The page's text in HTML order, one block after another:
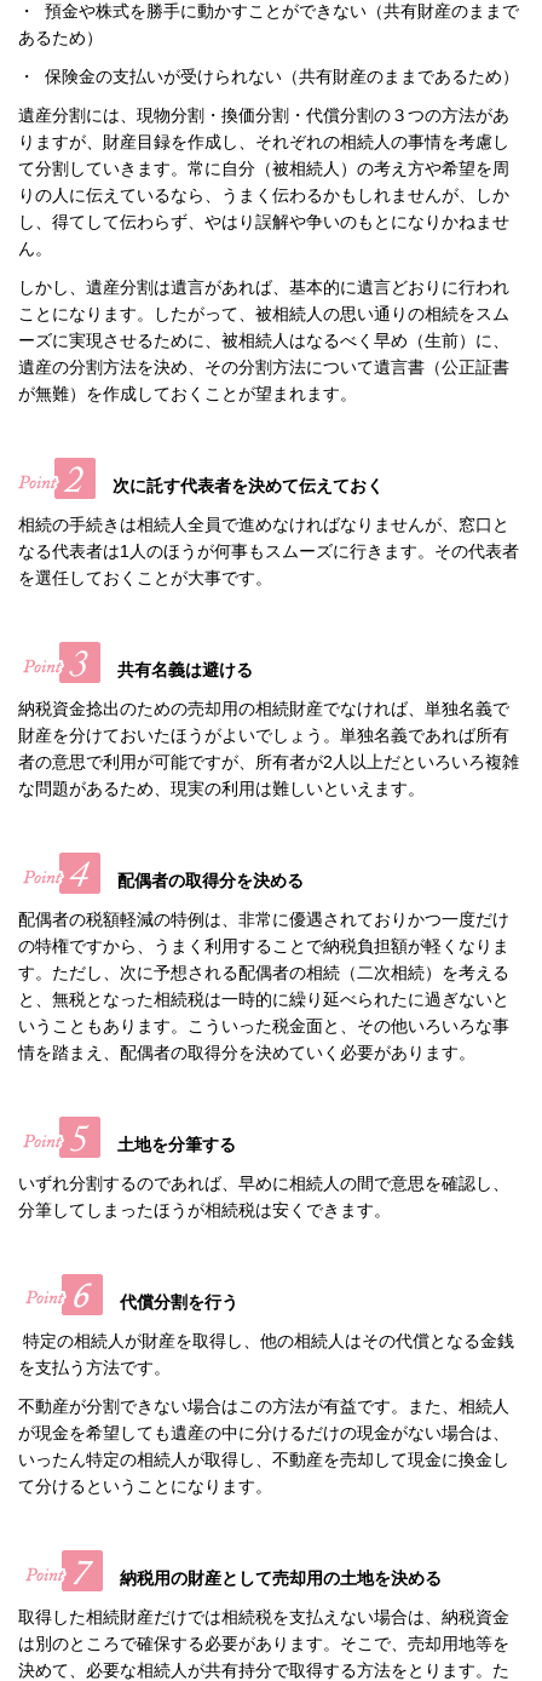
・ 預金や株式を勝手に動かすことができない（共有財産のままで
あるため）
・ 保険金の支払いが受けられない（共有財産のままであるため）
遺産分割には、現物分割・換価分割・代償分割の３つの方法があ
りますが、財産目録を作成し、それぞれの相続人の事情を考慮し
て分割していきます。常に自分（被相続人）の考え方や希望を周
りの人に伝えているなら、うまく伝わるかもしれませんが、しか
し、得てして伝わらず、やはり誤解や争いのもとになりかねませ
ん。
しかし、遺産分割は遺言があれば、基本的に遺言どおりに行われ
ことになります。したがって、被相続人の思い通りの相続をスム
ーズに実現させるために、被相続人はなるべく早め（生前）に、
遺産の分割方法を決め、その分割方法について遺言書（公正証書
が無難）を作成しておくことが望まれます。
次に託す代表者を決めて伝えておく
相続の手続きは相続人全員で進めなければなりませんが、窓口と
なる代表者は1人のほうが何事もスムーズに行きます。その代表者
を選任しておくことが大事です。
共有名義は避ける
納税資金捻出のための売却用の相続財産でなければ、単独名義で
財産を分けておいたほうがよいでしょう。単独名義であれば所有
者の意思で利用が可能ですが、所有者が2人以上だといろいろ複雑
な問題があるため、現実の利用は難しいといえます。
配偶者の取得分を決める
配偶者の税額軽減の特例は、非常に優遇されておりかつ一度だけ
の特権ですから、うまく利用することで納税負担額が軽くなりま
す。ただし、次に予想される配偶者の相続（二次相続）を考える
と、無税となった相続税は一時的に繰り延べられたに過ぎないと
いうこともあります。こういった税金面と、その他いろいろな事
情を踏まえ、配偶者の取得分を決めていく必要があります。
土地を分筆する
いずれ分割するのであれば、早めに相続人の間で意思を確認し、
分筆してしまったほうが相続税は安くできます。
代償分割を行う
特定の相続人が財産を取得し、他の相続人はその代償となる金銭
を支払う方法です。
不動産が分割できない場合はこの方法が有益です。また、相続人
が現金を希望しても遺産の中に分けるだけの現金がない場合は、
いったん特定の相続人が取得し、不動産を売却して現金に換金し
て分けるということになります。
納税用の財産として売却用の土地を決める
取得した相続財産だけでは相続税を支払えない場合は、納税資金
は別のところで確保する必要があります。そこで、売却用地等を
決めて、必要な相続人が共有持分で取得する方法をとります。た